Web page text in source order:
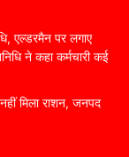
एल्डरमैन पर लगाए
ने कहा कर्मचारी कई
मिला राशन, जनपद